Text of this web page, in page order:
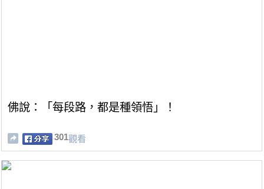
佛說：「每段路，都是種領悟」！
301觀看